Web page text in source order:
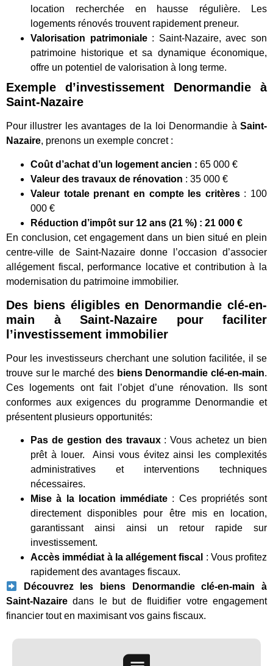
location recherchée en hausse régulière. Les
logements rénovés trouvent rapidement preneur.
Valorisation patrimoniale: Saint-Nazaire, avec son
patrimoine historique et sa dynamique économique,
offre un potentiel de valorisation à long terme.
Exemple d’investissement Denormandie à
Saint-Nazaire
Pour illustrer les avantages de la loi Denormandie à Saint-
Nazaire, prenons un exemple concret :
Coût d’achat d’un logement ancien : 65 000 €
Valeur des travaux de rénovation : 35 000 €
Valeur totale prenant en compte les critères: 100
000 €
Réduction d’impôt sur 12 ans (21 %) : 21 000 €
En conclusion, cet engagement dans un bien situé en plein
centre-ville de Saint-Nazaire donne l’occasion d’associer
allégement fiscal, performance locative et contribution à la
modernisation du patrimoine immobilier.
Des biens éligibles en Denormandie clé-en-
main à Saint-Nazaire pour faciliter
l’investissement immobilier
Pour les investisseurs cherchant une solution facilitée, il se
trouve sur le marché des biens Denormandie clé-en-main.
Ces logements ont fait l’objet d’une rénovation. Ils sont
conformes aux exigences du programme Denormandie et
présentent plusieurs opportunités:
Pas de gestion des travaux: Vous achetez un bien
prêt à louer. Ainsi vous évitez ainsi les complexités
administratives et interventions techniques
nécessaires.
Mise à la location immédiate : Ces propriétés sont
directement disponibles pour être mis en location,
garantissant ainsi ainsi un retour rapide sur
investissement.
Accès immédiat à la allégement fiscal : Vous profitez
rapidement des avantages fiscaux.
Découvrez les biens Denormandie clé-en-main à
Saint-Nazaire dans le but de fluidifier votre engagement
financier tout en maximisant vos gains fiscaux.